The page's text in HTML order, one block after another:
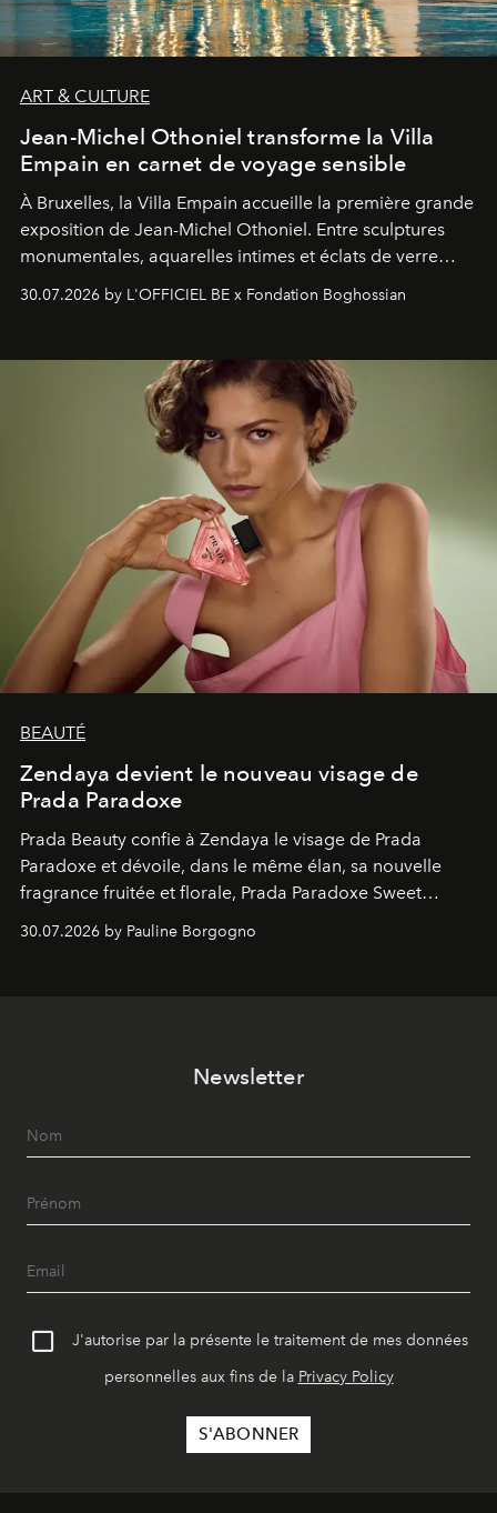
ART & CULTURE
Jean-Michel Othoniel transforme la Villa
Empain en carnet de voyage sensible
À Bruxelles, la Villa Empain accueille la première grande
exposition de Jean-Michel Othoniel. Entre sculptures
monumentales, aquarelles intimes et éclats de verre
émotionnel où chaque œuvre devient le souvenir
émerveillement.
30.07.2026 by L'OFFICIEL BE x Fondation Boghossian
BEAUTÉ
Zendaya devient le nouveau visage de
Prada Paradoxe
Prada Beauty confie à Zendaya le visage de Prada
Paradoxe et dévoile, dans le même élan, sa nouvelle
fragrance fruitée et florale, Prada Paradoxe Sweet
30.07.2026 by Pauline Borgogno
Newsletter
J'autorise par la présente le traitement de mes données
personnelles aux fins de la Privacy Policy